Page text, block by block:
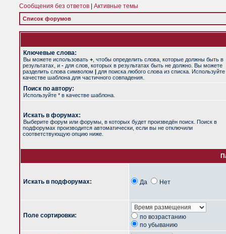
Сообщения без ответов Активные темы
Список форумов
Ключевые слова:
Вы можете использовать + , чтобы определить слова, которые должны быть в
результатах, и - для слов, которых в результатах быть не должно. Вы можете
разделить слова символом | для поиска любого слова из списка. Используйте
качестве шаблона для частичного совпадения.
Поиск по автору:
Используйте * в качестве шаблона.
Искать в форумах:
Выберите форум или форумы, в которых будет произведён поиск. Поиск в
подфорумах производится автоматически, если вы не отключили
соответствующую опцию ниже.
Искать в подфорумах: Да Нет
Поле сортировки:
по возрастанию
по убыванию